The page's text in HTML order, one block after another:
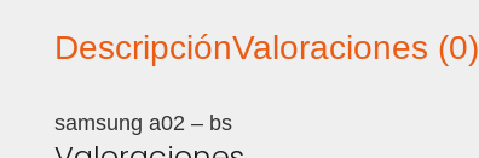
DescripciónValoraciones (0)
samsung a02 – bs